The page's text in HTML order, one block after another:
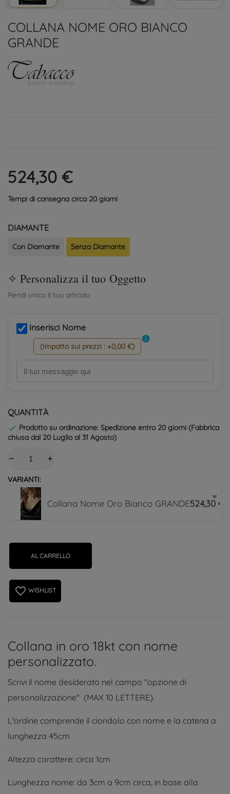
COLLANA NOME ORO BIANCO
GRANDE
524,30 €
Tempi di consegna circa 20 giorni
DIAMANTE
Con Diamante Senza Diamante
Inserisci Nome
(Impatto sui prezzi : +0,00 €)
info
QUANTITÀ
 Prodotto su ordinazione: Spedizione entro 20 giorni (Fabbrica
chiusa dal 20 Luglio al 31 Agosto)
VARIANTI:
Collana Nome Oro Bianco GRANDE524,30 €
AL CARRELLO
favorite_border WISHLIST
Collana in oro 18kt con nome
personalizzato.
Scrivi il nome desiderato nel campo "opzione di
personalizzazione" (MAX 10 LETTERE).
L'ordine comprende il ciondolo con nome e la catena a
lunghezza 45cm
Altezza carattere: circa 1cm
Lunghezza nome: da 3cm a 9cm circa, in base alla